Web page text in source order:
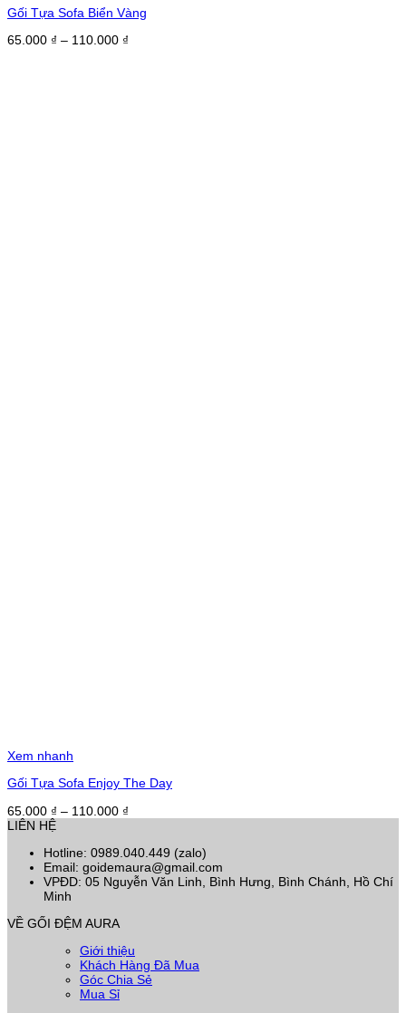
Gối Tựa Sofa Biển Vàng
65.000 ₫ – 110.000 ₫
Xem nhanh
Gối Tựa Sofa Enjoy The Day
65.000 ₫ – 110.000 ₫
65.000 ₫
đến
110.000 ₫
LIÊN HỆ
Hotline: 0989.040.449 (zalo)
Email: goidemaura@gmail.com
VPĐD: 05 Nguyễn Văn Linh, Bình Hưng, Bình Chánh, Hồ Chí
Minh
VỀ GỐI ĐỆM AURA
Giới thiệu
Khách Hàng Đã Mua
Góc Chia Sẻ
Mua Sỉ